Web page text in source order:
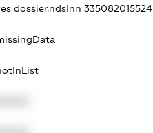
dossier.ndsInn 335082015524